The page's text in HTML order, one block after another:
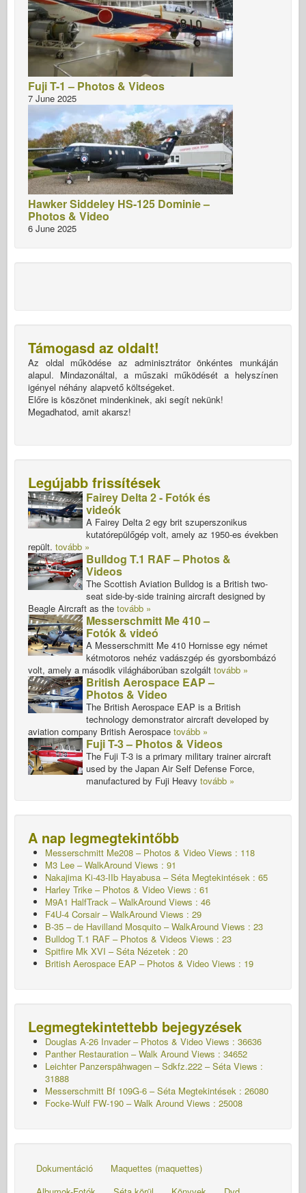
Fuji T-1 – Photos & Videos
7 June 2025
Hawker Siddeley HS-125 Dominie –
Photos & Video
6 June 2025
Támogasd az oldalt!
Az oldal működése az adminisztrátor önkéntes munkáján
alapul. Mindazonáltal, a műszaki működését a helyszínen
igényel néhány alapvető költségeket.
Előre is köszönet mindenkinek, aki segít nekünk!
Megadhatod, amit akarsz!
Legújabb frissítések
Fairey Delta 2 - Fotók és
videók
A Fairey Delta 2 egy brit szuperszonikus
kutatórepülőgép volt, amely az 1950-es években
repült. tovább »
Bulldog T.1 RAF – Photos &
Videos
The Scottish Aviation Bulldog is a British two-
seat side-by-side training aircraft designed by
Beagle Aircraft as the tovább »
Messerschmitt Me 410 –
Fotók & videó
A Messerschmitt Me 410 Hornisse egy német
kétmotoros nehéz vadászgép és gyorsbombázó
volt, amely a második világháborúban szolgált tovább »
British Aerospace EAP –
Photos & Video
The British Aerospace EAP is a British
technology demonstrator aircraft developed by
aviation company British Aerospace tovább »
Fuji T-3 – Photos & Videos
The Fuji T-3 is a primary military trainer aircraft
used by the Japan Air Self Defense Force,
manufactured by Fuji Heavy tovább »
A nap legmegtekintőbb
Messerschmitt Me208 – Photos & Video Views : 118
M3 Lee – WalkAround Views : 91
Nakajima Ki-43-IIb Hayabusa – Séta Megtekintések : 65
Harley Trike – Photos & Video Views : 61
M9A1 HalfTrack – WalkAround Views : 46
F4U-4 Corsair – WalkAround Views : 29
B-35 – de Havilland Mosquito – WalkAround Views : 23
Bulldog T.1 RAF – Photos & Videos Views : 23
Spitfire Mk XVI – Séta Nézetek : 20
British Aerospace EAP – Photos & Video Views : 19
Legmegtekintettebb bejegyzések
Douglas A-26 Invader – Photos & Video Views : 36636
Panther Restauration – Walk Around Views : 34652
Leichter Panzerspähwagen – Sdkfz.222 – Séta Views :
31888
Messerschmitt Bf 109G-6 – Séta Megtekintések : 26080
Focke-Wulf FW-190 – Walk Around Views : 25008
Dokumentáció
Maquettes (maquettes)